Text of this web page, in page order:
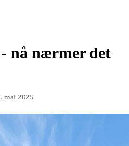
nå nærmer det
mai 2025